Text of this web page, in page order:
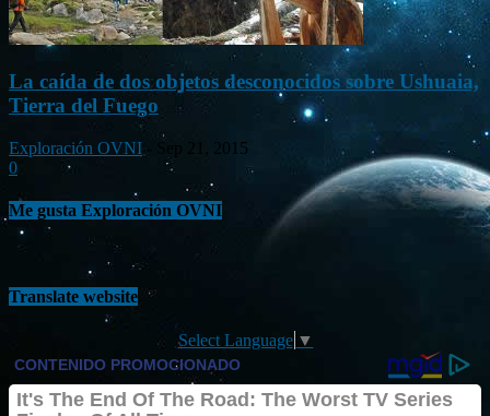
La caída de dos objetos desconocidos sobre Ushuaia,
Tierra del Fuego
Exploración OVNI
Sep 21, 2015
0
Me gusta Exploración OVNI
Translate website
Select Language ▼